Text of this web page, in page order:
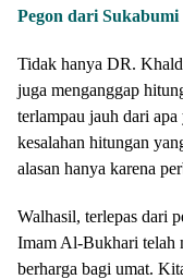
Pegon dari Sukabumi
Tidak hanya DR.
juga menganggap
terlampau jauh dari
kesalahan hitungan
alasan hanya karena
Walhasil, terlepas dari
Imam Al-Bukhari telah
berharga bagi umat.